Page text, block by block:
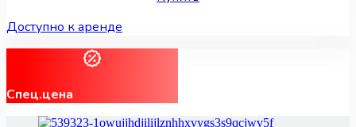
Доступно к аренде
Спец.цена